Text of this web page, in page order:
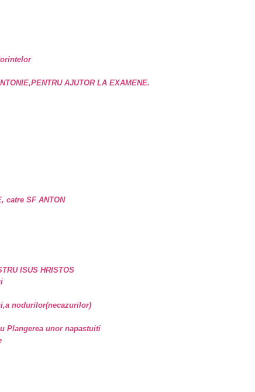
AJUTOR LA EXAMENE.
catre SF ANTON
ISUS HRISTOS
nodurilor(necazurilor)
Plangerea unor napastuiti